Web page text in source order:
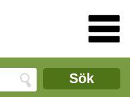
Sök